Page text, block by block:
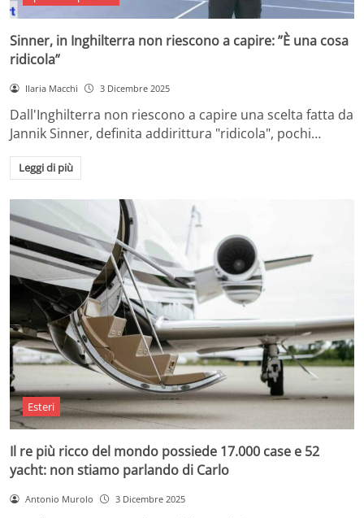
Sinner, in Inghilterra non riescono a capire: ”È una cosa
ridicola”
Ilaria Macchi 3 Dicembre 2025
Dall'Inghilterra non riescono a capire una scelta fatta da
Jannik Sinner, definita addirittura "ridicola", pochi…
Leggi di più
Esteri
Il re più ricco del mondo possiede 17.000 case e 52
yacht: non stiamo parlando di Carlo
Antonio Murolo 3 Dicembre 2025